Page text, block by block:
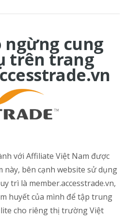
ngừng cung
trên trang
với Affiliate Việt Nam được
này, bên cạnh website sử dụng
trì là member.accesstrade.vn,
huyết của mình để tập trung
cho riêng thị trường Việt